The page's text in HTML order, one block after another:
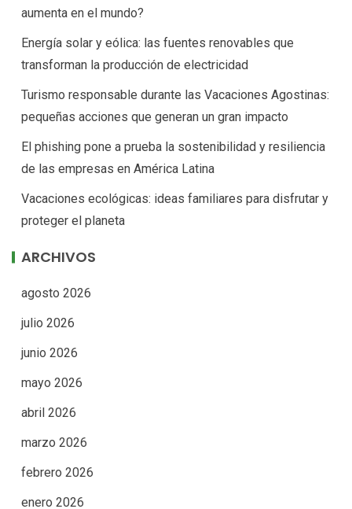
aumenta en el mundo?
Energía solar y eólica: las fuentes renovables que
transforman la producción de electricidad
Turismo responsable durante las Vacaciones Agostinas:
pequeñas acciones que generan un gran impacto
El phishing pone a prueba la sostenibilidad y resiliencia
de las empresas en América Latina
Vacaciones ecológicas: ideas familiares para disfrutar y
proteger el planeta
ARCHIVOS
agosto 2026
julio 2026
junio 2026
mayo 2026
abril 2026
marzo 2026
febrero 2026
enero 2026